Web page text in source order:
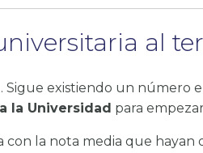
al
Sigue existiendo un número
la Universidad para
con la nota media que